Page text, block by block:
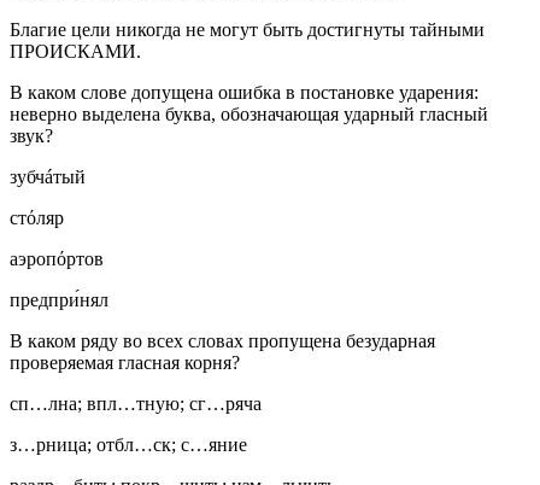
Благие цели никогда не могут быть достигнуты тайными
ПРОИСКАМИ.
В каком слове допущена ошибка в постановке ударения:
неверно выделена буква, обозначающая ударный гласный
звук?
зубчáтый
стόляр
аэропόртов
предпри́нял
В каком ряду во всех словах пропущена безударная
проверяемая гласная корня?
сп…лна; впл…тную; сг…ряча
з…рница; отбл…ск; с…яние